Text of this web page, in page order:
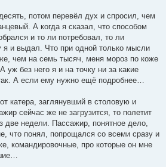
потом перевёл дух и спросил, чем
А когда я сказал, что способом
и то ли потребовал, то ли
я и выдал. Что при одной только мысли
чем на семь тысяч, меня мороз по коже
без него я и на точку ни за какие
А если ему нужно ещё подробнее…
катера, заглянувший в столовую и
сейчас же не загрузится, то полетит
недели. Пассажир, понятное дело,
что понял, попрощался со всеми сразу и
командировочные, про которые он мне